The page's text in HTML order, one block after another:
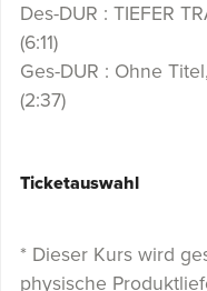
Des-DUR : TIEFER
(6:11)
Ges-DUR : Ohne
(2:37)
Ticketauswahl
* Dieser Kurs wird
physische